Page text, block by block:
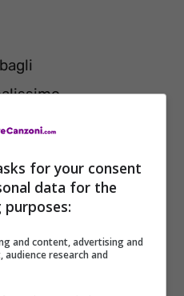
ti apri
non mi va
for your consent
data for the
and content, advertising and
research and